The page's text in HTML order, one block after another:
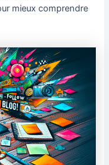
mieux comprendre